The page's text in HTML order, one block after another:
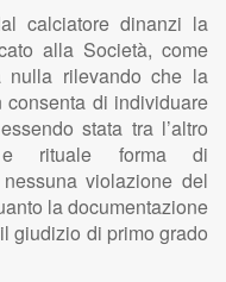
calciatore dinanzi la
alla Società, come
nulla rilevando che la
di individuare
stata tra l’altro
e rituale forma di
violazione del
la documentazione
giudizio di primo grado